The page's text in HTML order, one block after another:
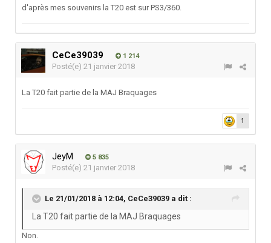
d'après mes souvenirs la T20 est sur PS3/360.
CeCe39039 1 214
Posté(e) 21 janvier 2018
La T20 fait partie de la MAJ Braquages
1
JeyM 5 835
Posté(e) 21 janvier 2018
Le 21/01/2018 à 12:04, CeCe39039 a dit :
La T20 fait partie de la MAJ Braquages
Non.